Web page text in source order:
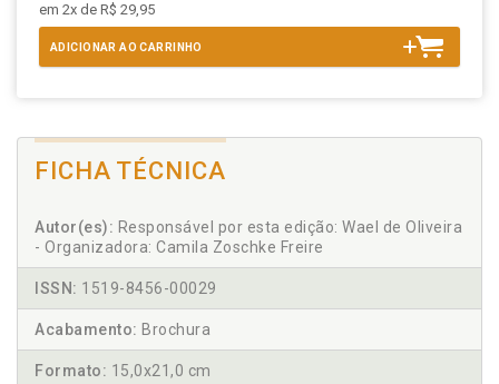
em 2x de R$ 29,95
ADICIONAR AO CARRINHO
FICHA TÉCNICA
Autor(es): Responsável por esta edição: Wael de Oliveira
- Organizadora: Camila Zoschke Freire
ISSN: 1519-8456-00029
Acabamento: Brochura
Formato: 15,0x21,0 cm